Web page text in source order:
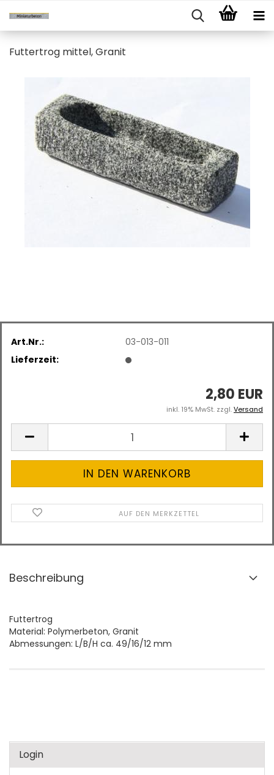
Futtertrog mittel, Granit
Art.Nr.:
03-013-011
Lieferzeit:
2,80 EUR
inkl. 19% MwSt. zzgl.Versand
AUF DEN MERKZETTEL
Beschreibung
Futtertrog
Material: Polymerbeton, Granit
Abmessungen: L/B/H ca. 49/16/12 mm
Login